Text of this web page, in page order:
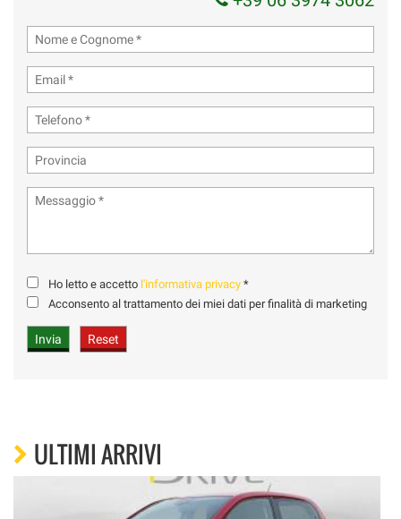
Ho letto e accetto l'informativa privacy *
Acconsento al trattamento dei miei dati per finalità di marketing
ULTIMI ARRIVI